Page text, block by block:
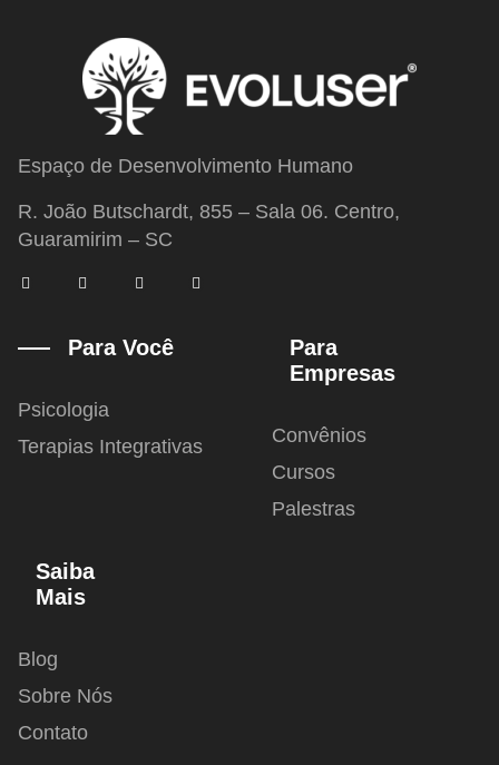
Espaço de Desenvolvimento Humano
R. João Butschardt, 855 – Sala 06. Centro,
Guaramirim – SC
F
a
-
T
w
t
e
I
n
a
g
Y
o
Para Você
Psicologia
Terapias Integrativas
Para
Empresas
Convênios
Cursos
Palestras
Saiba
Mais
Blog
Sobre Nós
Contato